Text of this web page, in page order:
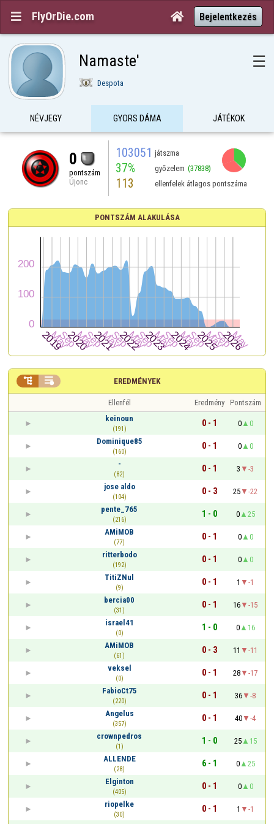
 FlyOrDie.com  Bejelentkezés
Namaste' ☰
Despota
NÉVJEGY GYORS DÁMA JÁTÉKOK
0
pontszám
Újonc
103051 játszma
37% győzelem (37838)
113 ellenfelek átlagos pontszáma
PONTSZÁM ALAKULÁSA
EREDMÉNYEK
 
Ellenfél Eredmény Pontszám
keinoun
(191)
0 - 1 0
0
Dominique85
(160)
0 - 1 0
0
-
(82)
0 - 1 3
-3
jose aldo
(104)
0 - 3 25
-22
pente_765
(216)
1 - 0 0
25
AMiMOB
(77)
0 - 1 0
0
ritterbodo
(192)
0 - 1 0
0
TitiZNul
(9)
0 - 1 1
-1
bercia00
(31)
0 - 1 16
-15
israel41
(0)
1 - 0 0
16
AMiMOB
(61)
0 - 3 11
-11
veksel
(0)
0 - 1 28
-17
FabioCt75
(220)
0 - 1 36
-8
Angelus
(357)
0 - 1 40
-4
crownpedros
(1)
1 - 0 25
15
ALLENDE
(28)
6 - 1 0
25
Elginton
(405)
0 - 1 0
0
riopelke
(30)
0 - 1 1
-1